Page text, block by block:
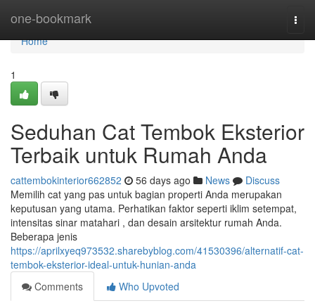
one-bookmark
Home
Home
1
Seduhan Cat Tembok Eksterior
Terbaik untuk Rumah Anda
cattembokinterior662852 56 days ago News
Discuss
Memilih cat yang pas untuk bagian properti Anda merupakan
keputusan yang utama. Perhatikan faktor seperti iklim setempat,
intensitas sinar matahari , dan desain arsitektur rumah Anda.
Beberapa jenis
https://aprilxyeq973532.sharebyblog.com/41530396/alternatif-cat-
tembok-eksterior-ideal-untuk-hunian-anda
Comments
Who Upvoted